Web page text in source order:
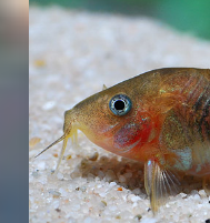
Osteogaster
(Corydoras)
aeneus